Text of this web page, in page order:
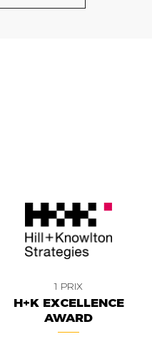
1 PRIX
H+K EXCELLENCE
AWARD